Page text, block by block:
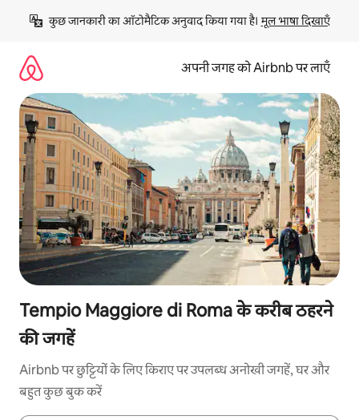
छोड़कर
कॉन्टेंट
कुछ जानकारी का ऑटोमैटिक अनुवाद किया गया है। मूल भाषा दिखाएँ
अपनी जगह को Airbnb पर लाएँ
Tempio Maggiore di Roma के करीब ठहरने
की जगहें
Airbnb पर छुट्टियों के लिए किराए पर उपलब्ध अनोखी जगहें, घर और
बहुत कुछ बुक करें